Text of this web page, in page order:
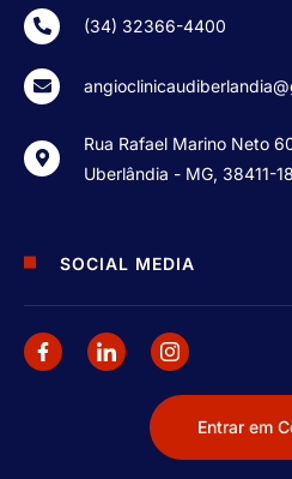
(34) 32366-4400
Rua Rafael Marino Neto
Uberlândia - MG, 38411-
SOCIAL MEDIA
Entrar em